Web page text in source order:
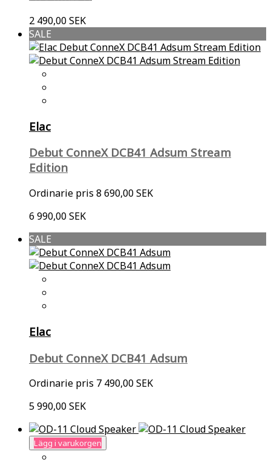
2 490,00 SEK
SALE
Elac
Debut ConneX DCB41 Adsum Stream
Edition
Ordinarie pris 8 690,00 SEK
6 990,00 SEK
SALE
Elac
Debut ConneX DCB41 Adsum
Ordinarie pris 7 490,00 SEK
5 990,00 SEK
Lägg i varukorgen